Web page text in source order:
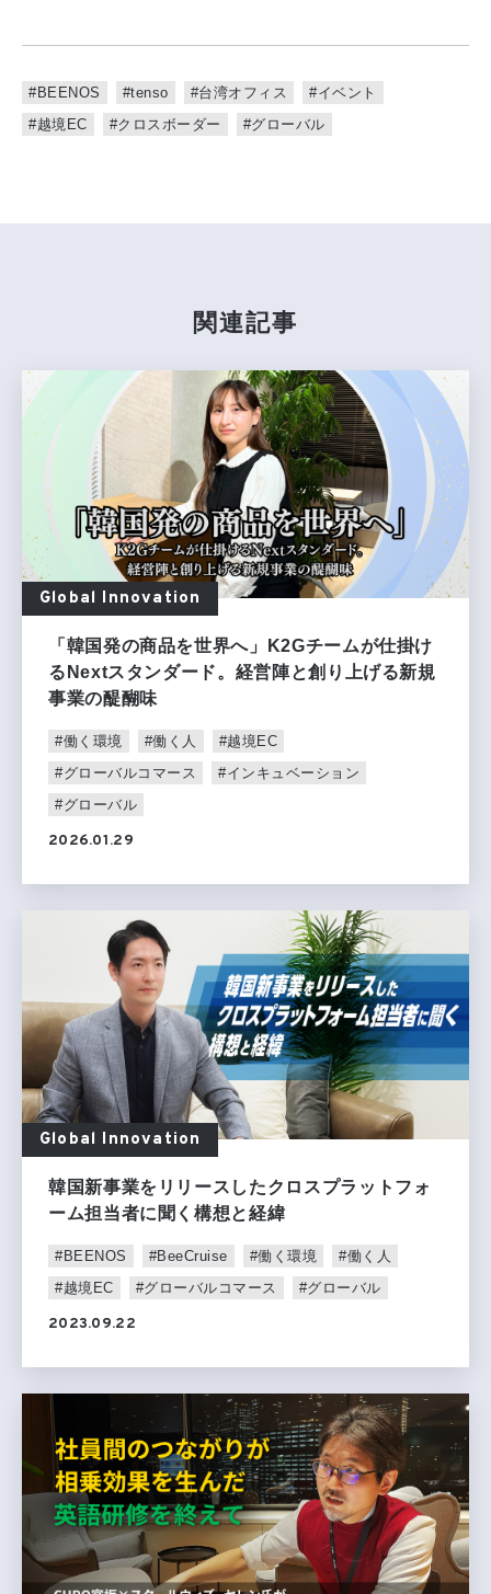
#BEENOS #tenso #台湾オフィス
#イベント
#越境EC
#クロスボーダー #グローバル
関連記事
Global Innovation
「韓国発の商品を世界へ」K2Gチームが仕掛け
るNextスタンダード。経営陣と創り上げる新規
事業の醍醐味
#働く環境 #働く人
#越境EC
#グローバルコマース
#インキュベーション
#グローバル
2026.01.29
Global Innovation
韓国新事業をリリースしたクロスプラットフォ
ーム担当者に聞く構想と経緯
#BEENOS #BeeCruise #働く環境
#働く人
#越境EC
#グローバルコマース #グローバル
2023.09.22